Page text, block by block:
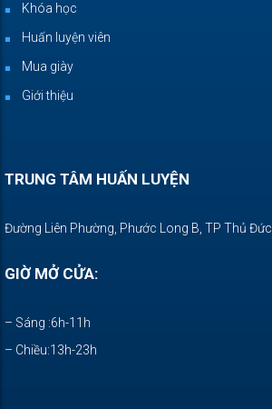
Khóa học
Huấn luyện viên
Mua giày
Giới thiệu
TRUNG TÂM HUẤN LUYỆN
Đường Liên Phường, Phước Long B, TP Thủ Đức
GIỜ MỞ CỬA:
– Sáng :6h-11h
– Chiều:13h-23h